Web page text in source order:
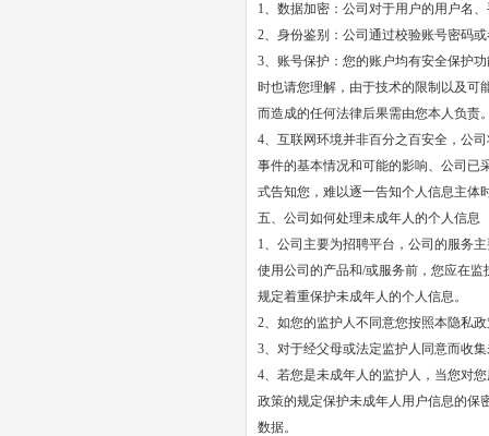
1、数据加密：公司对于用户的用户名
2、身份鉴别：公司通过校验账号密码
3、账号保护：您的账户均有安全保护
时也请您理解，由于技术的限制以及可
而造成的任何法律后果需由您本人负责
4、互联网环境并非百分之百安全，公
事件的基本情况和可能的影响、公司已
式告知您，难以逐一告知个人信息主体
五、公司如何处理未成年人的个人信息
1、公司主要为招聘平台，公司的服务
使用公司的产品和/或服务前，您应在
规定着重保护未成年人的个人信息。
2、如您的监护人不同意您按照本隐私
3、对于经父母或法定监护人同意而收
4、若您是未成年人的监护人，当您对
政策的规定保护未成年人用户信息的保
数据。